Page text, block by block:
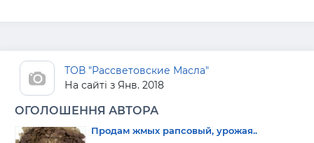
ТОВ "Рассветовские Масла"
На сайті з Янв. 2018
ОГОЛОШЕННЯ АВТОРА
Продам жмых рапсовый, урожая..